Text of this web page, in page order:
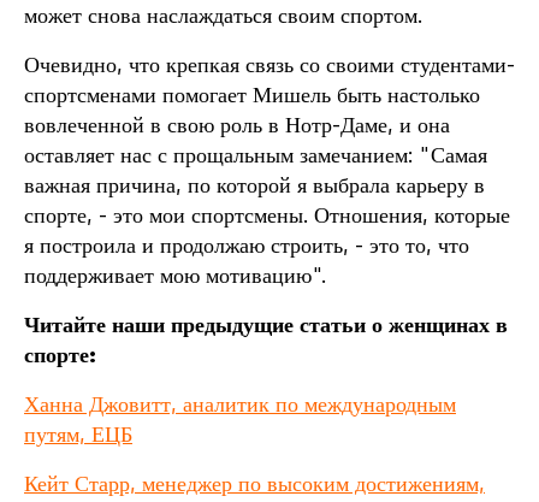
может снова наслаждаться своим спортом.
Очевидно, что крепкая связь со своими студентами-
спортсменами помогает Мишель быть настолько
вовлеченной в свою роль в Нотр-Даме, и она
оставляет нас с прощальным замечанием: "Самая
важная причина, по которой я выбрала карьеру в
спорте, - это мои спортсмены. Отношения, которые
я построила и продолжаю строить, - это то, что
поддерживает мою мотивацию".
Читайте наши предыдущие статьи о женщинах в
спорте:
Ханна Джовитт, аналитик по международным
путям, ЕЦБ
Кейт Старр, менеджер по высоким достижениям,